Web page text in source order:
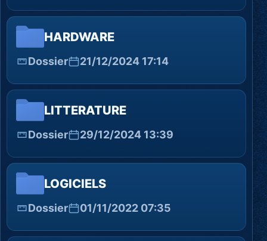
HARDWARE
Dossier 21/12/2024 17:14
LITTERATURE
Dossier 29/12/2024 13:39
LOGICIELS
Dossier 01/11/2022 07:35